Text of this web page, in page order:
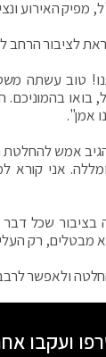
מפיק האירוע
לציבור הרחב
טוב עשתה
בהמוניכם.
אמן".
אמש
אני קורא
בציבור שכל
מבטלים, רק
ולאפשר
ועקבו